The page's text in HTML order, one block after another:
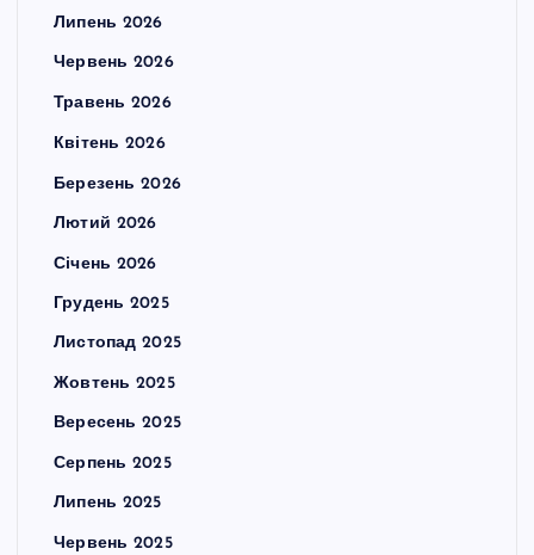
Липень 2026
Червень 2026
Травень 2026
Квітень 2026
Березень 2026
Лютий 2026
Січень 2026
Грудень 2025
Листопад 2025
Жовтень 2025
Вересень 2025
Серпень 2025
Липень 2025
Червень 2025